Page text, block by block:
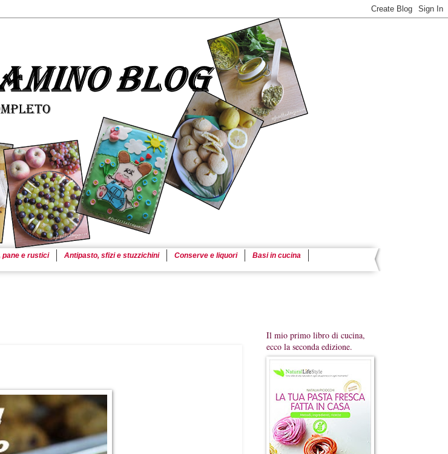
pane e rustici Antipasto, sfizi e stuzzichini Conserve e liquori
Basi in cucina
Il mio primo libro di cucina,
ecco la seconda edizione.